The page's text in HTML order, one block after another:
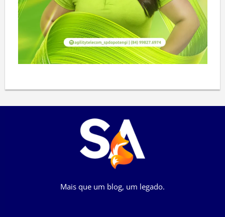
Mais que um blog, um legado.